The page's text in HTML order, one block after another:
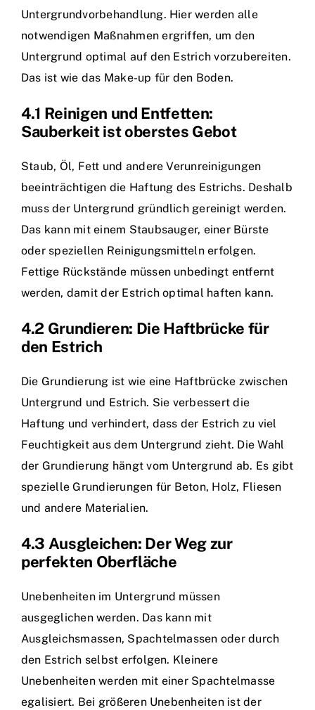
Untergrundvorbehandlung. Hier werden alle
notwendigen Maßnahmen ergriffen, um den
Untergrund optimal auf den Estrich vorzubereiten.
Das ist wie das Make-up für den Boden.
4.1 Reinigen und Entfetten:
Sauberkeit ist oberstes Gebot
Staub, Öl, Fett und andere Verunreinigungen
beeinträchtigen die Haftung des Estrichs. Deshalb
muss der Untergrund gründlich gereinigt werden.
Das kann mit einem Staubsauger, einer Bürste
oder speziellen Reinigungsmitteln erfolgen.
Fettige Rückstände müssen unbedingt entfernt
werden, damit der Estrich optimal haften kann.
4.2 Grundieren: Die Haftbrücke für
den Estrich
Die Grundierung ist wie eine Haftbrücke zwischen
Untergrund und Estrich. Sie verbessert die
Haftung und verhindert, dass der Estrich zu viel
Feuchtigkeit aus dem Untergrund zieht. Die Wahl
der Grundierung hängt vom Untergrund ab. Es gibt
spezielle Grundierungen für Beton, Holz, Fliesen
und andere Materialien.
4.3 Ausgleichen: Der Weg zur
perfekten Oberfläche
Unebenheiten im Untergrund müssen
ausgeglichen werden. Das kann mit
Ausgleichsmassen, Spachtelmassen oder durch
den Estrich selbst erfolgen. Kleinere
Unebenheiten werden mit einer Spachtelmasse
egalisiert. Bei größeren Unebenheiten ist der